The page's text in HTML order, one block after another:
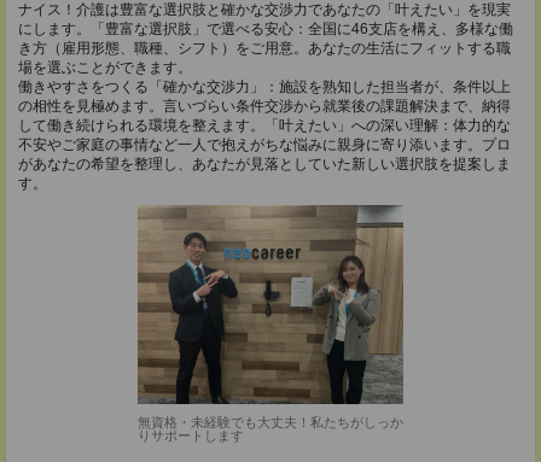
ナイス！介護は豊富な選択肢と確かな交渉力であなたの「叶えたい」を現実
にします。「豊富な選択肢」で選べる安心：全国に46支店を構え、多様な働
き方（雇用形態、職種、シフト）をご用意。あなたの生活にフィットする職
場を選ぶことができます。
働きやすさをつくる「確かな交渉力」：施設を熟知した担当者が、条件以上
の相性を見極めます。言いづらい条件交渉から就業後の課題解決まで、納得
して働き続けられる環境を整えます。「叶えたい」への深い理解：体力的な
不安やご家庭の事情など一人で抱えがちな悩みに親身に寄り添います。プロ
があなたの希望を整理し、あなたが見落としていた新しい選択肢を提案しま
す。
無資格・未経験でも大丈夫！私たちがしっか
りサポートします